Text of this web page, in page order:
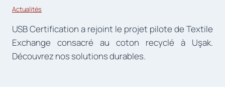
Actualités
USB Certification a rejoint le projet pilote de Textile
Exchange consacré au coton recyclé à Uşak.
Découvrez nos solutions durables.